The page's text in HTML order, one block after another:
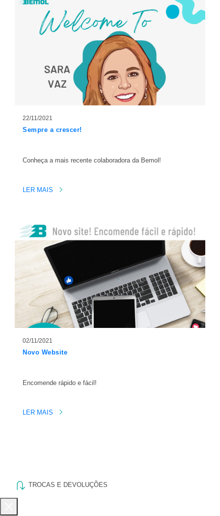
22/11/2021
Sempre a crescer!
Conheça a mais recente colaboradora da Bemol!
LER MAIS
02/11/2021
Novo Website
Encomende rápido e fácil!
LER MAIS
TROCAS E DEVOLUÇÕES